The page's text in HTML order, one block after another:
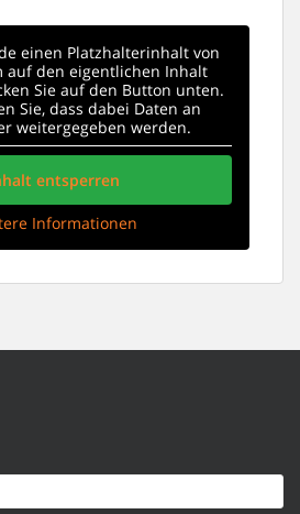
einen Platzhalterinhalt von
auf den eigentlichen Inhalt
Sie auf den Button unten.
Sie, dass dabei Daten an
weitergegeben werden.
entsperren
Informationen